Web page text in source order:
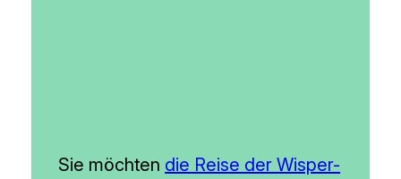
Sie möchten die Reise der Wisper-